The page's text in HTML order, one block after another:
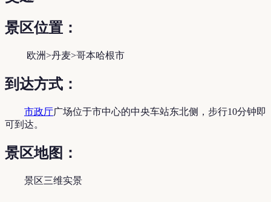
景区位置：
欧洲>丹麦>哥本哈根市
到达方式：
市政厅广场位于市中心的中央车站东北侧，步行10分钟即
可到达。
景区地图：
景区三维实景